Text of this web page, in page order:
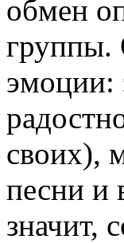
обмен
группы.
эмоции:
своих),
песни и
значит,